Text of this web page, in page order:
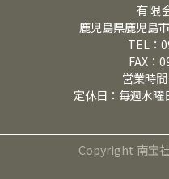
有限
鹿児島県鹿児島
TEL：
FAX：
営業時
定休日：毎週水
Copyright 南宝